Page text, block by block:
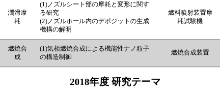
潤滑摩
耗
(1)ノズルシート部の摩耗と変形に関す
る研究
(2)ノズルホール内のデポジットの生成
機構の解明
燃料噴射装置摩
耗試験機
燃焼合
成
(1)気相燃焼合成による機能性ナノ粒子
の構造制御
燃焼合成装置
2018年度 研究テーマ